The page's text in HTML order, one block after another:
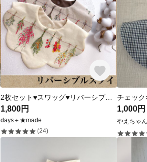
1,800円
days＋★made
(24)
1,000円
やえちゃ